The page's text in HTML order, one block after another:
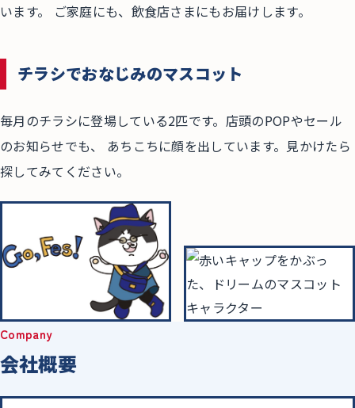
います。 ご家庭にも、飲食店さまにもお届けします。
チラシでおなじみのマスコット
毎月のチラシに登場している2匹です。店頭のPOPやセール
のお知らせでも、 あちこちに顔を出しています。見かけたら
探してみてください。
Company
会社概要